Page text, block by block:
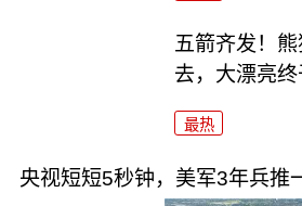
五箭齐发！
去，大漂亮
最热
央视短短5秒钟，美军3年兵推